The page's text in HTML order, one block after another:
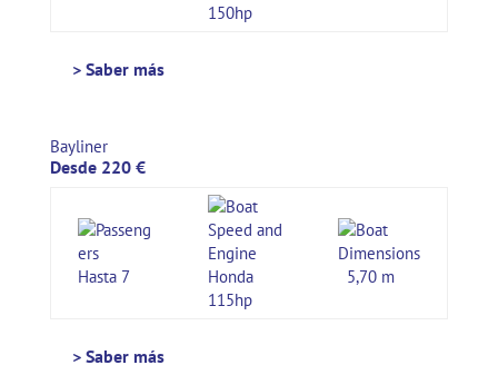
150hp
> Saber más
Bayliner
Desde 220 €
Hasta 7
Honda
115hp
5,70 m
> Saber más